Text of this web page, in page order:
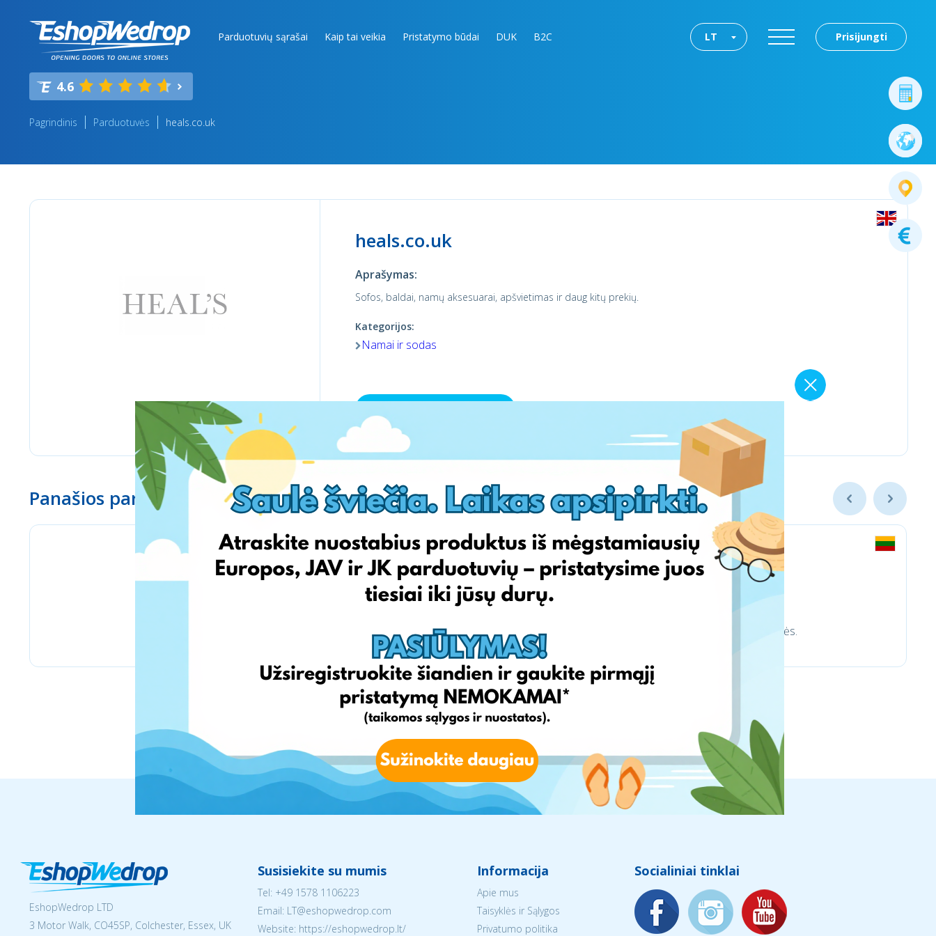
Parduotuvių sąrašai Kaip tai veikia Pristatymo būdai DUK B2C Prisijungti
LT
4.6
Pagrindinis Parduotuvės heals.co.uk
heals.co.uk
Aprašymas:
Sofos, baldai, namų aksesuarai, apšvietimas ir daug kitų prekių.
Kategorijos:
Namai ir sodas
Panašios parduotuvės
Chemija trinkelėms ir aplinkotvarkos prekės.
EshopWedrop LTD
3 Motor Walk, CO45SP, Colchester, Essex, UK
Susisiekite su mumis
Tel: +49 1578 1106223
Email: LT@eshopwedrop.com
Website: https://eshopwedrop.lt/
Informacija
Apie mus
Taisyklės ir Sąlygos
Privatumo politika
Socialiniai tinklai